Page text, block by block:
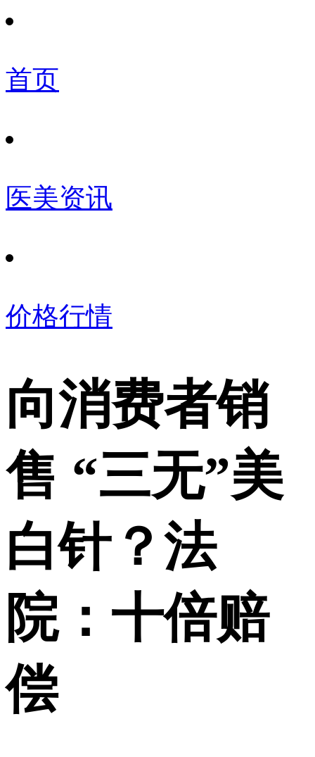
首页
医美资讯
价格行情
向消费者销
售 “三无”美
白针？法
院：十倍赔
偿